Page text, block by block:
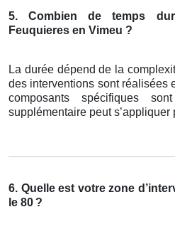
5. Combien de temps
Feuquieres en Vimeu ?
La durée dépend de la
des interventions sont réalisées
composants spécifiques
supplémentaire peut s’appliquer
6. Quelle est votre zone
le 80 ?